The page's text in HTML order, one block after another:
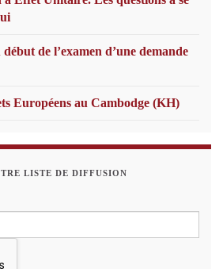
de l’examen d’une demande
Européens au Cambodge (KH)
LISTE DE DIFFUSION